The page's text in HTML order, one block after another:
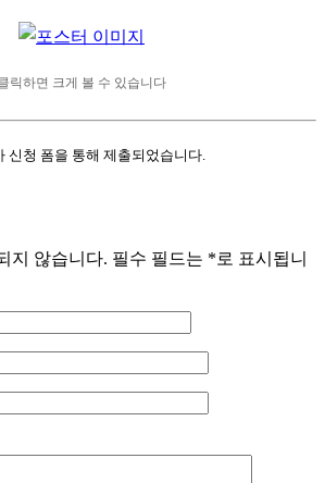
릭하면 크게 볼 수 있습니다
신청 폼을 통해 제출되었습니다.
지 않습니다. 필수 필드는 *로 표시됩니